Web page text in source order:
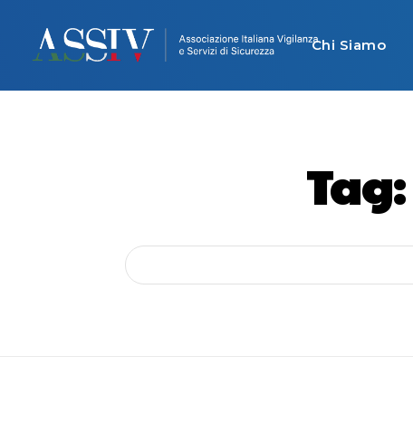
Chi Siamo
Tag: